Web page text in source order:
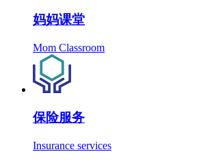
妈妈课堂
Mom Classroom
保险服务
Insurance services